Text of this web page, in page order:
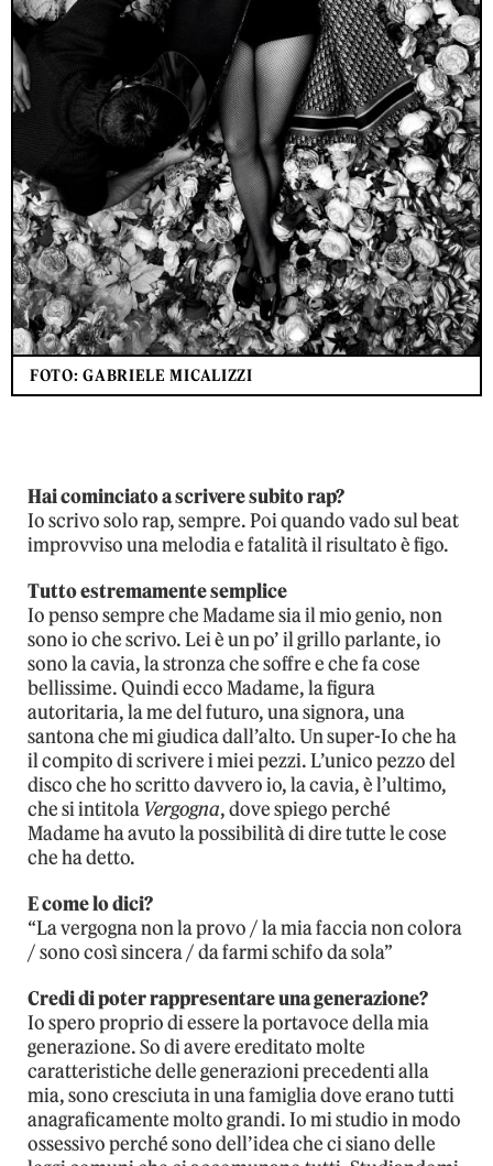
FOTO: GABRIELE MICALIZZI
Hai cominciato a scrivere subito rap?
Io scrivo solo rap, sempre. Poi quando vado sul beat
improvviso una melodia e fatalità il risultato è figo.
Tutto estremamente semplice
Io penso sempre che Madame sia il mio genio, non
sono io che scrivo. Lei è un po’ il grillo parlante, io
sono la cavia, la stronza che soffre e che fa cose
bellissime. Quindi ecco Madame, la figura
autoritaria, la me del futuro, una signora, una
santona che mi giudica dall’alto. Un super-Io che ha
il compito di scrivere i miei pezzi. L’unico pezzo del
disco che ho scritto davvero io, la cavia, è l’ultimo,
che si intitola Vergogna, dove spiego perché
Madame ha avuto la possibilità di dire tutte le cose
che ha detto.
E come lo dici?
“La vergogna non la provo / la mia faccia non colora
/ sono così sincera / da farmi schifo da sola”
Credi di poter rappresentare una generazione?
Io spero proprio di essere la portavoce della mia
generazione. So di avere ereditato molte
caratteristiche delle generazioni precedenti alla
mia, sono cresciuta in una famiglia dove erano tutti
anagraficamente molto grandi. Io mi studio in modo
ossessivo perché sono dell’idea che ci siano delle